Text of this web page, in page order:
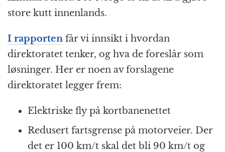
store kutt innenlands.
I rapporten får vi innsikt i hvordan
direktoratet tenker, og hva de foreslår som
løsninger. Her er noen av forslagene
direktoratet legger frem:
Elektriske fly på kortbanenettet
Redusert fartsgrense på motorveier. Der
det er 100 km/t skal det bli 90 km/t og